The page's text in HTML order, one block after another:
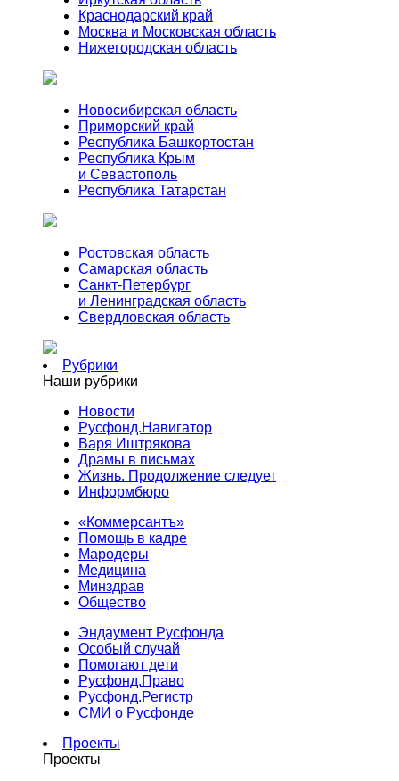
Краснодарский край
Москва и Московская область
Нижегородская область
Новосибирская область
Приморский край
Республика Башкортостан
Республика Крым
и Севастополь
Республика Татарстан
Ростовская область
Самарская область
Санкт-Петербург
и Ленинградская область
Свердловская область
Рубрики
Наши рубрики
Новости
Русфонд.Навигатор
Варя Иштрякова
Драмы в письмах
Жизнь. Продолжение следует
Информбюро
«Коммерсантъ»
Помощь в кадре
Мародеры
Медицина
Минздрав
Общество
Эндаумент Русфонда
Особый случай
Помогают дети
Русфонд.Право
Русфонд.Регистр
СМИ о Русфонде
Проекты
Проекты